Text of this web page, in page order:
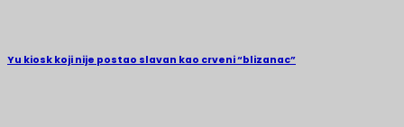
Yu kiosk koji nije postao slavan kao crveni “blizanac”